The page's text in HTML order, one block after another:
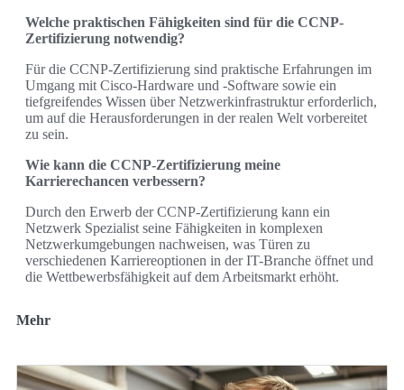
Welche praktischen Fähigkeiten sind für die CCNP-
Zertifizierung notwendig?
Für die CCNP-Zertifizierung sind praktische Erfahrungen im
Umgang mit Cisco-Hardware und -Software sowie ein
tiefgreifendes Wissen über Netzwerkinfrastruktur erforderlich,
um auf die Herausforderungen in der realen Welt vorbereitet
zu sein.
Wie kann die CCNP-Zertifizierung meine
Karrierechancen verbessern?
Durch den Erwerb der CCNP-Zertifizierung kann ein
Netzwerk Spezialist seine Fähigkeiten in komplexen
Netzwerkumgebungen nachweisen, was Türen zu
verschiedenen Karriereoptionen in der IT-Branche öffnet und
die Wettbewerbsfähigkeit auf dem Arbeitsmarkt erhöht.
Mehr